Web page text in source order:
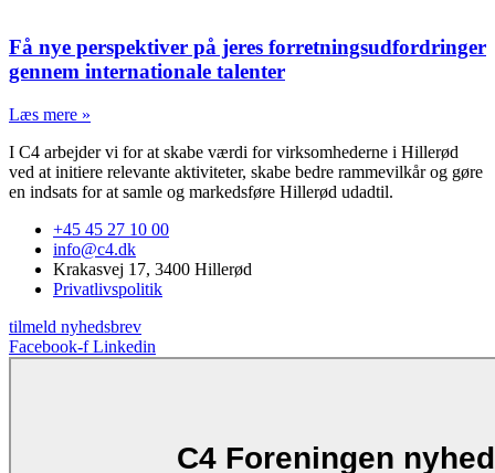
Få nye perspektiver på jeres forretningsudfordringer
gennem internationale talenter
Læs mere »
I C4 arbejder vi for at skabe værdi for virksomhederne i Hillerød
ved at initiere relevante aktiviteter, skabe bedre rammevilkår og gøre
en indsats for at samle og markedsføre Hillerød udadtil.
+45 45 27 10 00
info@c4.dk
Krakasvej 17, 3400 Hillerød
Privatlivspolitik
tilmeld nyhedsbrev
Facebook-f Linkedin